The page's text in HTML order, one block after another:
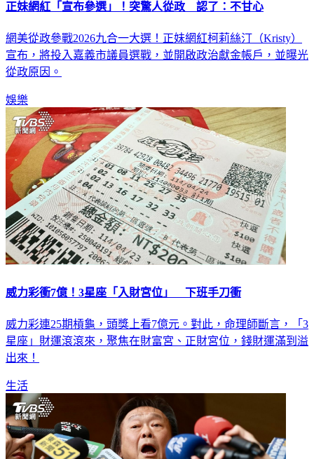
正妹網紅「宣布參選」！突驚人從政 認了：不甘心
網美從政參戰2026九合一大選！正妹網紅柯莉絲汀（Kristy）
宣布，將投入嘉義市議員選戰，並開啟政治獻金帳戶，並曝光
從政原因。
娛樂
威力彩衝7億！3星座「入財宮位」 下班手刀衝
威力彩連25期槓龜，頭獎上看7億元。對此，命理師斷言，「3
星座」財運滾滾來，聚焦在財富宮、正財宮位，錢財運滿到溢
出來！
生活